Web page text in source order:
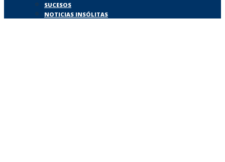
SUCESOS
NOTICIAS INSÓLITAS